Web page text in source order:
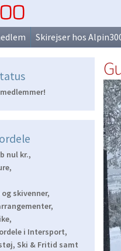
Skirejser hos
nul kr.,
skivenner,
i Intersport,
Ski & Fritid samt